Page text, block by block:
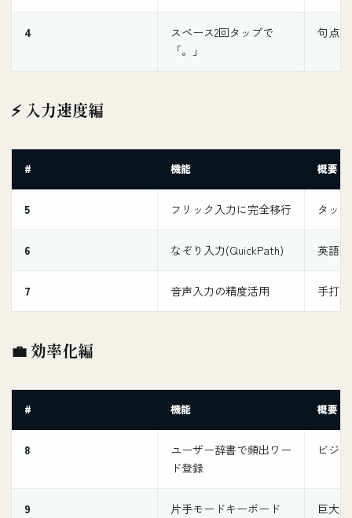
4
スペース2回タップで
「。」
句点
⚡️ 入力速度編
# 機能 概要
5 フリック入力に完全移行 タッ
6 なぞり入力(QuickPath) 英語
7 音声入力の精度活用 手打
💼 効率化編
# 機能 概要
8
ユーザー辞書で頻出ワー
ド登録
ビジ
9 片手モードキーボード 巨大